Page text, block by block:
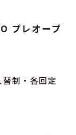
プレオープ
制・各回定